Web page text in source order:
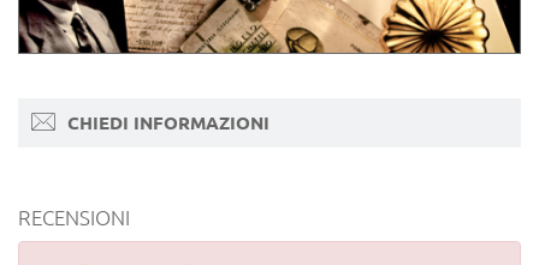
CHIEDI INFORMAZIONI
RECENSIONI